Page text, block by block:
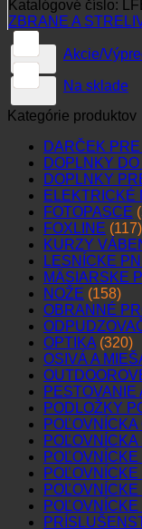
Katalógové číslo:
ZBRANE A
Akcie/
Na sklade
Kategórie produktov
DARČEK
DOPLNKY
DOPLNKY
ELEKTRICKÉ
FOTOPASCE
FOXLINE (117)
KURZY
LESNÍCKE
MÄSIARSKE
NOŽE (158)
OBRANNÉ
OPTIKA (320)
OSIVÁ A
PESTOVANIE
PODLOŽKY
POĽOVNÍCKA